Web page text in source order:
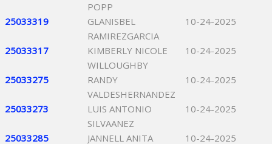
POPP
25033319
GLANISBEL
RAMIREZGARCIA
10-24-2025
25033317
KIMBERLY NICOLE
WILLOUGHBY
10-24-2025
25033275
RANDY
VALDESHERNANDEZ
10-24-2025
25033273
LUIS ANTONIO
SILVAANEZ
10-24-2025
25033285 JANNELL ANITA 10-24-2025